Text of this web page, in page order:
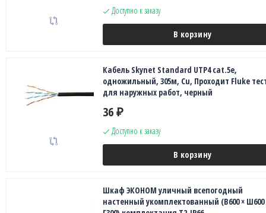
Доступно к заказу
В корзину
Кабель Skynet Standard UTP4 cat.5е,
одножильный, 305м, Cu, Проходит Fluke
для наружных работ, черный
36 ₽
Доступно к заказу
В корзину
Шкаф ЭКОНОМ уличный всепогодный
настенный укомплектованный (В600 × Ш600